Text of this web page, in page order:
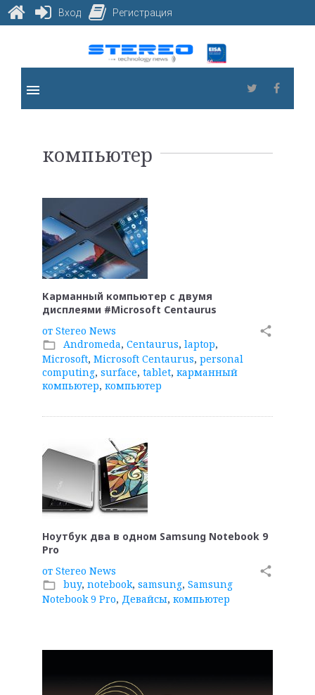
content
Twitter
menu
компьютер
компьютер
Карманный компьютер с двумя
дисплеями #Microsoft Centaurus
от Stereo News
folder_open Andromeda, Centaurus, laptop,
Microsoft, Microsoft Centaurus, personal
computing, surface, tablet, карманный
компьютер, компьютер
share
Ноутбук два в одном Samsung Notebook 9
Pro
от Stereo News
folder_open buy, notebook, samsung, Samsung
Notebook 9 Pro, Девайсы, компьютер
share
Вход Регистрация